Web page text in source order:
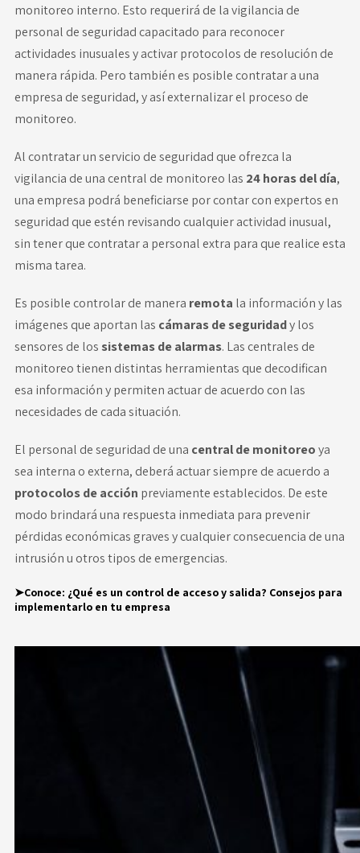
monitoreo interno. Esto requerirá de la vigilancia de
personal de seguridad capacitado para reconocer
actividades inusuales y activar protocolos de resolución de
manera rápida. Pero también es posible contratar a una
empresa de seguridad, y así externalizar el proceso de
monitoreo.
Al contratar un servicio de seguridad que ofrezca la
vigilancia de una central de monitoreo las 24 horas del día,
una empresa podrá beneficiarse por contar con expertos en
seguridad que estén revisando cualquier actividad inusual,
sin tener que contratar a personal extra para que realice esta
misma tarea.
Es posible controlar de manera remota la información y las
imágenes que aportan las cámaras de seguridady los
sensores de los sistemas de alarmas. Las centrales de
monitoreo tienen distintas herramientas que decodifican
esa información y permiten actuar de acuerdo con las
necesidades de cada situación.
El personal de seguridad de una central de monitoreoya
sea interna o externa, deberá actuar siempre de acuerdo a
protocolos de acción previamente establecidos. De este
modo brindará una respuesta inmediata para prevenir
pérdidas económicas graves y cualquier consecuencia de una
intrusión u otros tipos de emergencias.
➤Conoce: ¿Qué es un control de acceso y salida? Consejos para
implementarlo en tu empresa